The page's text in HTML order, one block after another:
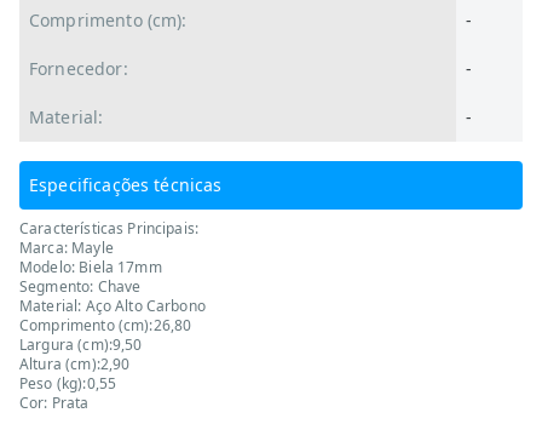
Comprimento (cm): -
Fornecedor: -
Material: -
Especificações técnicas
Características Principais:
Marca: Mayle
Modelo: Biela 17mm
Segmento: Chave
Material: Aço Alto Carbono
Comprimento (cm):26,80
Largura (cm):9,50
Altura (cm):2,90
Peso (kg):0,55
Cor: Prata